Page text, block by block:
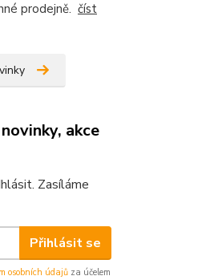
prodejně. číst
akce
Zasíláme
Přihlásit se
osobních údajů za účelem